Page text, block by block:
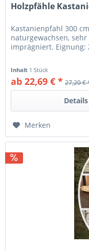
Holzpfähle
Kastanienpfahl 300
naturgewachsen,
imprägniert. Eignung:
Inhalt 1 Stück
ab 22,69 € * 27,20 €
Details
Merken